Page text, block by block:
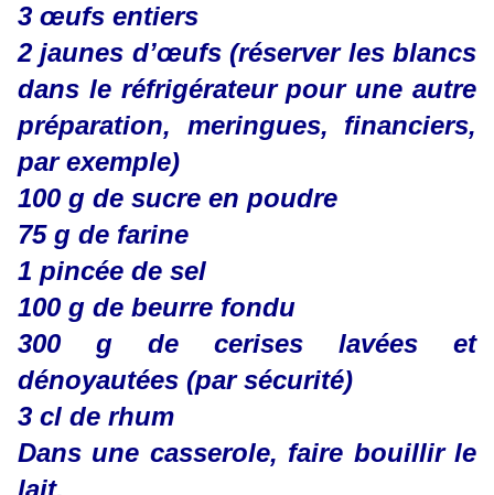
3 œufs entiers
2 jaunes d’œufs (réserver les blancs
dans le réfrigérateur pour une autre
préparation, meringues, financiers,
par exemple)
100 g de sucre en poudre
75 g de farine
1 pincée de sel
100 g de beurre fondu
300 g de cerises lavées et
dénoyautées (par sécurité)
3 cl de rhum
Dans une casserole, faire bouillir le